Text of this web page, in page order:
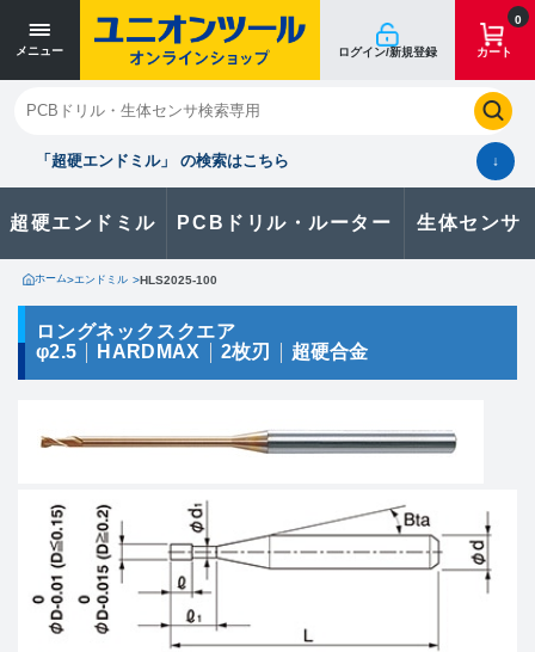
メニュー ログイン/新規登録
0
カート
「超硬エンドミル」 の検索はこちら ↓
超硬エンドミル PCBドリル・ルーター 生体センサ
閉じる
お気に入り クイックオーダー 購入履歴
製品に関するお問い合わせはこちら
お問い合わせ
カタログ一覧
ホーム>エンドミル >HLS2025-100
ロングネックスクエア
φ2.5
HARDMAX 2枚刃 超硬合金
寸法単位 [mm]
寸法単位 [mm]